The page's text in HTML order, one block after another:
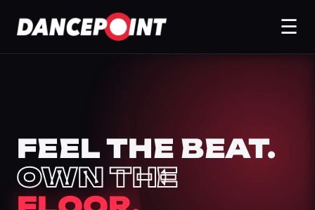
☰
FEEL THE BEAT.
OWN THE